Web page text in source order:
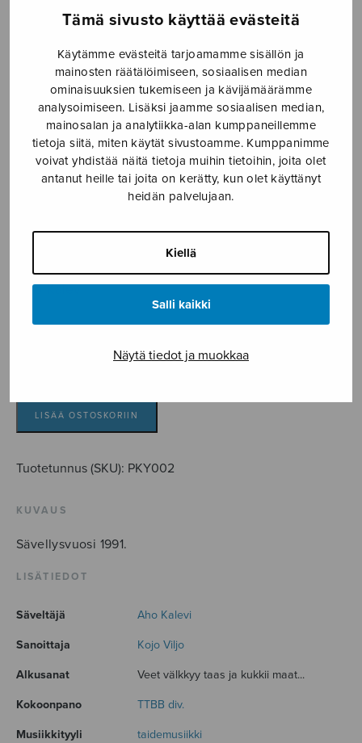
Tämä sivusto käyttää evästeitä
Käytämme evästeitä tarjoamamme sisällön ja
mainosten räätälöimiseen, sosiaalisen median
ominaisuuksien tukemiseen ja kävijämäärämme
analysoimiseen. Lisäksi jaamme sosiaalisen median,
mainosalan ja analytiikka-alan kumppaneillemme
tietoja siitä, miten käytät sivustoamme. Kumppanimme
voivat yhdistää näitä tietoja muihin tietoihin, joita olet
antanut heille tai joita on kerätty, kun olet käyttänyt
heidän palvelujaan.
Kiellä
Salli kaikki
Näytä tiedot ja muokkaa
› Nuottikauppa › Mieskuoro › Veet
Veet välkkyy
Aho Kalevi
6,81€
taas
määrä
LISÄÄ OSTOSKORIIN
Tuotetunnus (SKU): PKY002
KUVAUS
Sävellysvuosi 1991.
LISÄTIEDOT
Säveltäjä Aho Kalevi
Sanoittaja Kojo Viljo
Alkusanat Veet välkkyy taas ja kukkii maat...
Kokoonpano TTBB div.
Musiikkityyli taidemusiikki